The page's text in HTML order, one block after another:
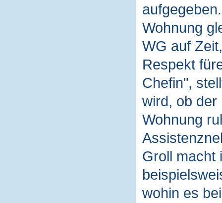
Wohnung
WG auf
Respekt
Chefin",
wird, ob der
Wohnung
Groll macht
wohin es